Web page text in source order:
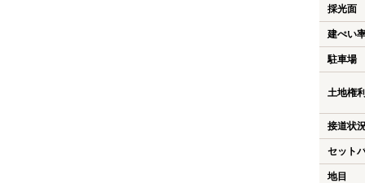
採光面
建ぺい
駐車場
土地権
接道状
セット
地目